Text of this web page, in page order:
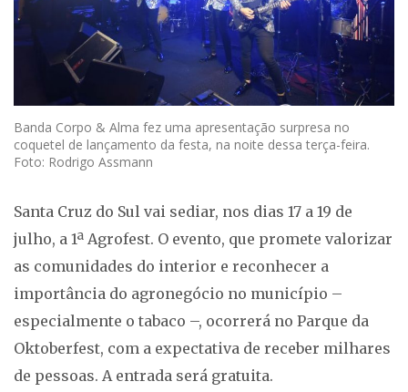
Banda Corpo & Alma fez uma apresentação surpresa no
coquetel de lançamento da festa, na noite dessa terça-feira.
Foto: Rodrigo Assmann
Santa Cruz do Sul vai sediar, nos dias 17 a 19 de
julho, a 1ª Agrofest. O evento, que promete valorizar
as comunidades do interior e reconhecer a
importância do agronegócio no município –
especialmente o tabaco –, ocorrerá no Parque da
Oktoberfest, com a expectativa de receber milhares
de pessoas. A entrada será gratuita.